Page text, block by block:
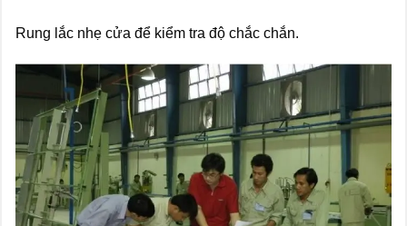
Rung lắc nhẹ cửa để kiểm tra độ chắc chắn.